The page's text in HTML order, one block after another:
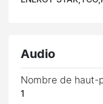
Audio
Nombre de haut-
1